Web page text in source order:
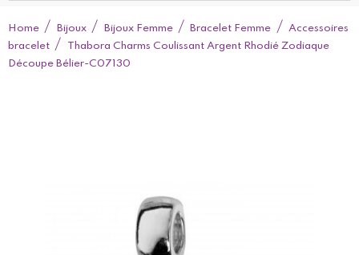
Home Bijoux Bijoux Femme Bracelet Femme
Accessoires
bracelet
Thabora Charms Coulissant Argent Rhodié Zodiaque
Découpe Bélier-C07130